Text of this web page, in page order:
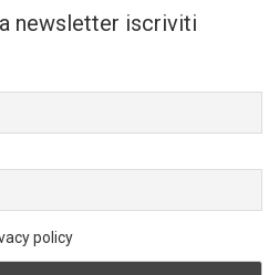
newsletter iscriviti
policy